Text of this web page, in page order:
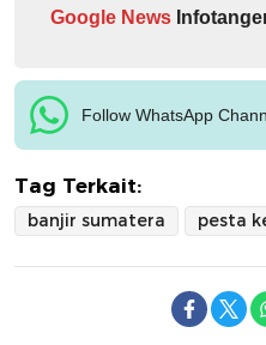
Google News
Follow WhatsApp
Tag Terkait:
banjir sumatera pesta